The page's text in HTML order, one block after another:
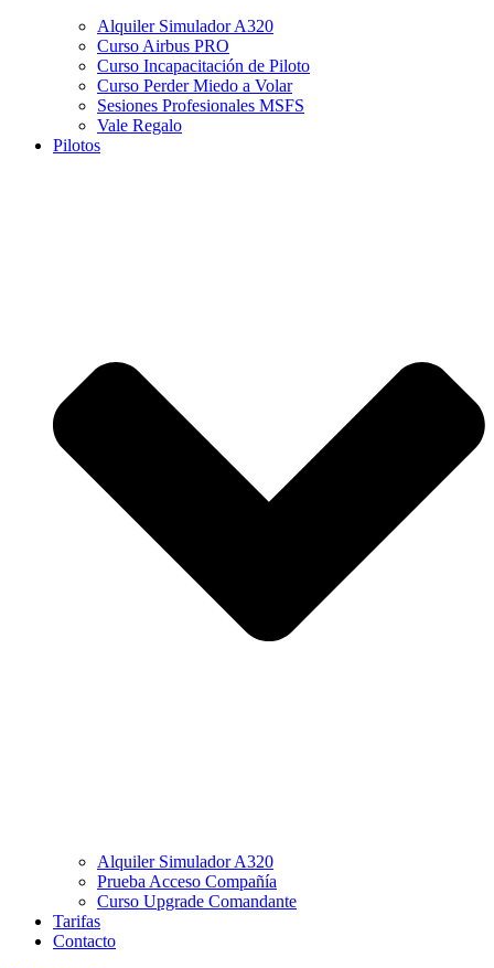
Alquiler Simulador A320
Curso Airbus PRO
Curso Incapacitación de Piloto
Curso Perder Miedo a Volar
Sesiones Profesionales MSFS
Vale Regalo
Pilotos
Alquiler Simulador A320
Prueba Acceso Compañía
Curso Upgrade Comandante
Tarifas
Contacto